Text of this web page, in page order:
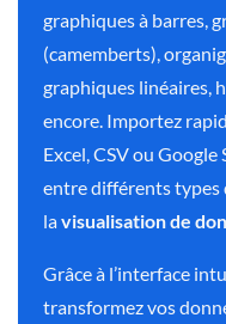
graphiques à barres,
(camemberts),
graphiques linéaires,
encore. Importez
Excel, CSV ou Google
entre différents types
lavisualisation de
Grâce à l’interface
transformez vos